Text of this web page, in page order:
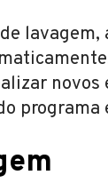
lavagem,
novos
programa